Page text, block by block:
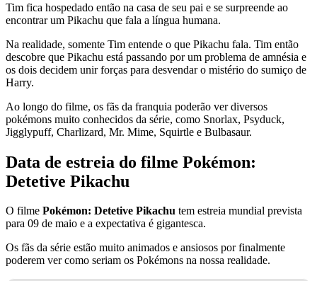
Tim fica hospedado então na casa de seu pai e se surpreende ao
encontrar um Pikachu que fala a língua humana.
Na realidade, somente Tim entende o que Pikachu fala. Tim então
descobre que Pikachu está passando por um problema de amnésia e
os dois decidem unir forças para desvendar o mistério do sumiço de
Harry.
Ao longo do filme, os fãs da franquia poderão ver diversos
pokémons muito conhecidos da série, como Snorlax, Psyduck,
Jigglypuff, Charlizard, Mr. Mime, Squirtle e Bulbasaur.
Data de estreia do filme Pokémon:
Detetive Pikachu
O filme Pokémon: Detetive Pikachu tem estreia mundial prevista
para 09 de maio e a expectativa é gigantesca.
Os fãs da série estão muito animados e ansiosos por finalmente
poderem ver como seriam os Pokémons na nossa realidade.